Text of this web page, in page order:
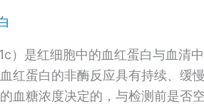
）是红细胞中的血红蛋白与血清
红蛋白的非酶反应具有持续、缓
血糖浓度决定的，与检测前是否